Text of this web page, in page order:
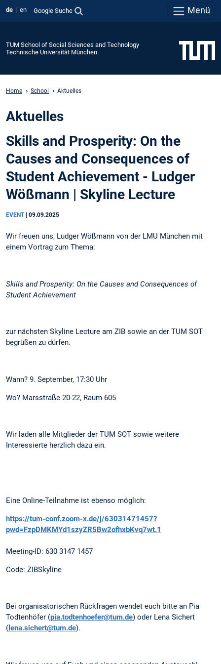
de en Google Suche Menü
TUM School of Social Sciences and Technology
Technische Universität München
Home School Aktuelles
Aktuelles
Skills and Prosperity: On the
Causes and Consequences of
Student Achievement - Ludger
Wößmann | Skyline Lecture
EVENT 09.09.2025
Wir freuen uns, Ludger Wößmann von der LMU München mit
einem Vortrag zum Thema:
Skills and Prosperity: On the Causes and Consequences of
Student Achievement
zur nächsten Skyline Lecture am ZIB sowie an der TUM SOT
begrüßen zu dürfen.
Wann? 9. September, 17:30 Uhr
Wo? Marsstraße 20-22, Raum 605
Wir laden alle Mitglieder der TUM SOT sowie weitere
Interessierte herzlich dazu ein.
Eine Online-Teilnahme ist ebenso möglich:
https://tum-conf.zoom-x.de/j/63031471457?
pwd=FzpDMKMYd1szyZR5Bw2ofhxbKvq7wt.1
Meeting-ID: 630 3147 1457
Code: ZIBSkyline
Bei organisatorischen Rückfragen wendet euch bitte an Pia
Todtenhöfer (pia.todtenhoefer@tum.de) oder Lena Sichert
( lena.sichert@tum.de).